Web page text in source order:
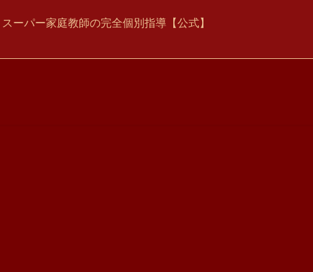
ーパー家庭教師の完全個別指導【公式】